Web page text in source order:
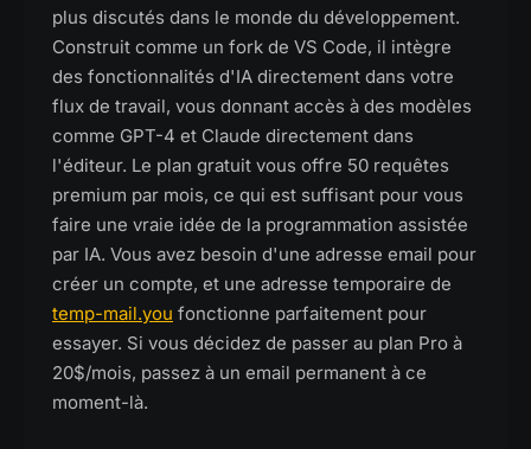
plus discutés dans le monde du développement.
Construit comme un fork de VS Code, il intègre
des fonctionnalités d'IA directement dans votre
flux de travail, vous donnant accès à des modèles
comme GPT-4 et Claude directement dans
l'éditeur. Le plan gratuit vous offre 50 requêtes
premium par mois, ce qui est suffisant pour vous
faire une vraie idée de la programmation assistée
par IA. Vous avez besoin d'une adresse email pour
créer un compte, et une adresse temporaire de
temp-mail.you fonctionne parfaitement pour
essayer. Si vous décidez de passer au plan Pro à
20$/mois, passez à un email permanent à ce
moment-là.